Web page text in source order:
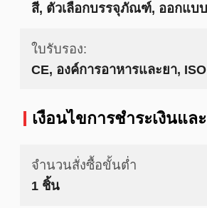
สี, ตัวเลือกบรรจุภัณฑ์, ออกแบ
ใบรับรอง:
CE, องค์การอาหารและยา, ISO
เงื่อนไขการชำระเงินแล
จำนวนสั่งซื้อขั้นต่ำ
1 ชิ้น